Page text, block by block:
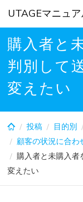
Skip
main
content
購入者と
判別して
変えたい
投稿 目的別
顧客の状況に合わ
購入者と未購入者
変えたい
UTAGEマニュ